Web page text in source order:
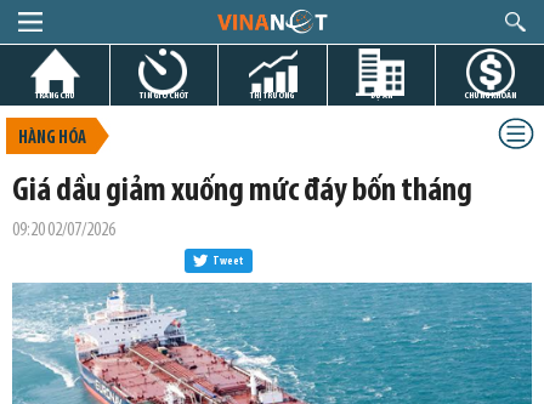
TRANG CHỦ TIN GIỜ CHÓT THỊ TRƯỜNG DỰ ÁN CHỨNG KHOÁN
HÀNG HÓA
Giá dầu giảm xuống mức đáy bốn tháng
09:20 02/07/2026
Tweet